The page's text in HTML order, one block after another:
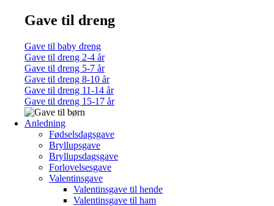
Gave til dreng
Gave til baby dreng
Gave til dreng 2-4 år
Gave til dreng 5-7 år
Gave til dreng 8-10 år
Gave til dreng 11-14 år
Gave til dreng 15-17 år
Anledning
Fødselsdagsgave
Bryllupsgave
Bryllupsdagsgave
Forlovelsesgave
Valentinsgave
Valentinsgave til hende
Valentinsgave til ham